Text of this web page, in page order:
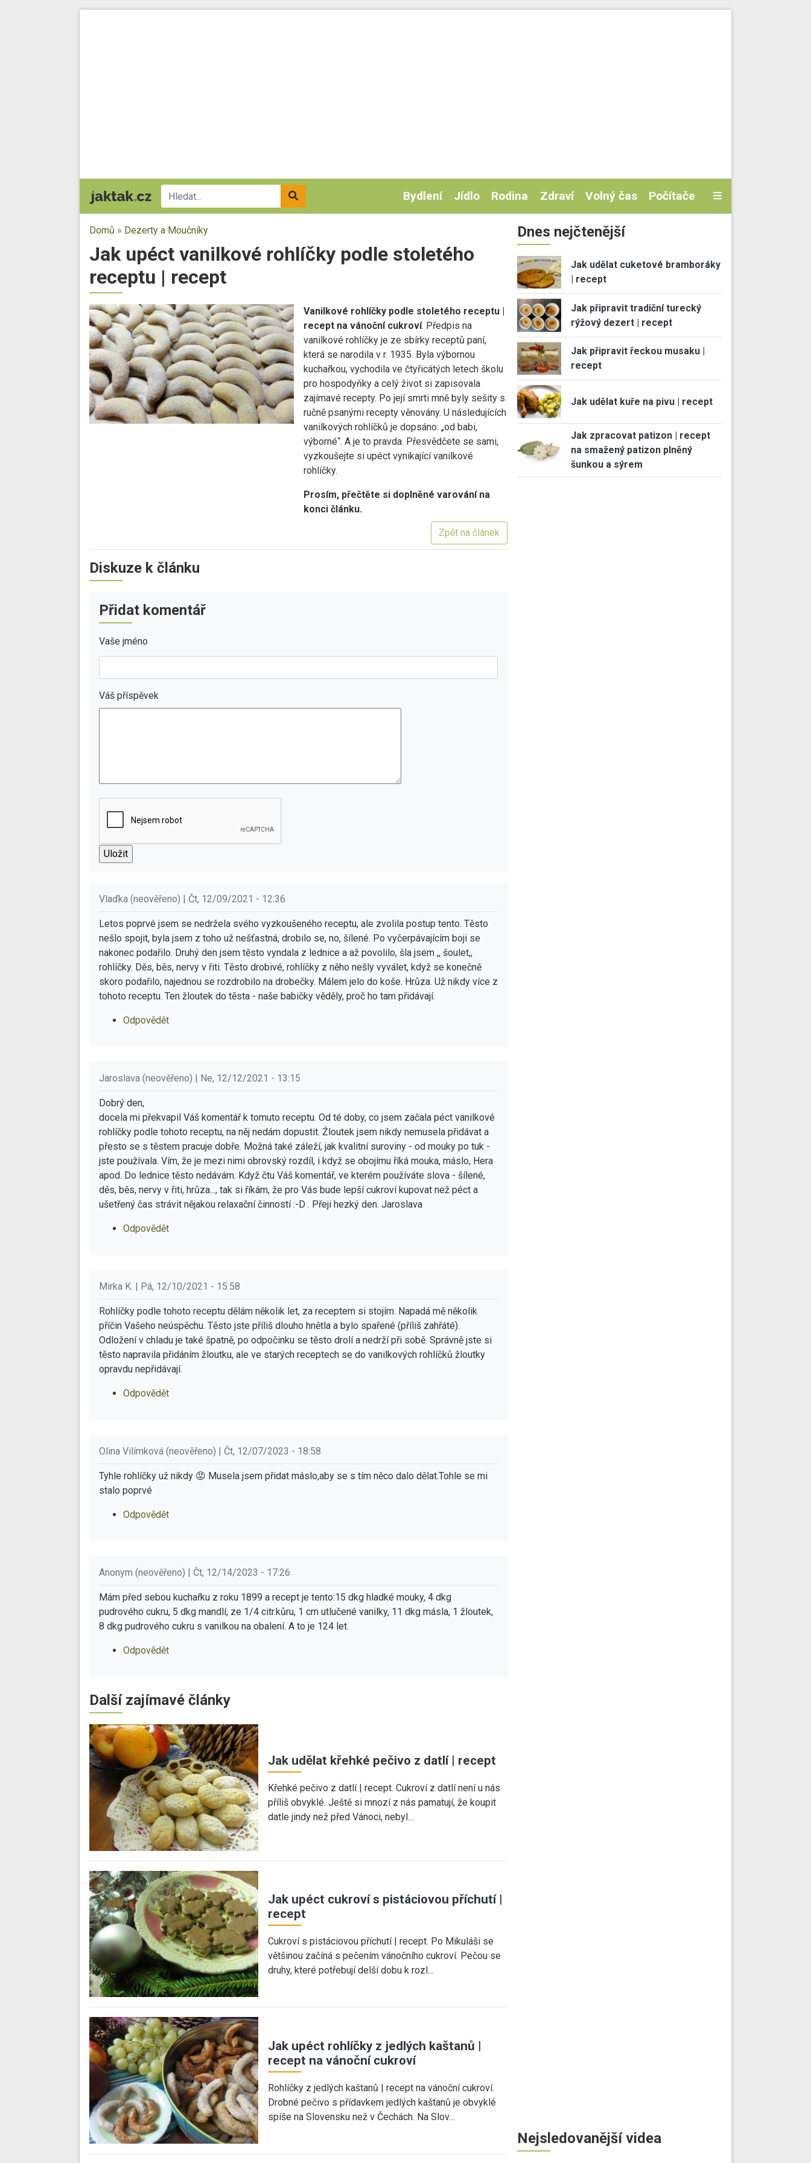
Bydlení Jídlo Rodina Zdraví Volný čas Počítače
Domů » Dezerty a Moučníky
Jak upéct vanilkové rohlíčky podle stoletého
receptu | recept
Vanilkové rohlíčky podle stoletého receptu |
recept na vánoční cukroví. Předpis na
vanilkové rohlíčky je ze sbírky receptů paní,
která se narodila v r. 1935. Byla výbornou
kuchařkou, vychodila ve čtyřicátých letech školu
pro hospodyňky a celý život si zapisovala
zajímavé recepty. Po její smrti mně byly sešity s
ručně psanými recepty věnovány. U následujících
vanilkových rohlíčků je dopsáno: „od babi,
výborné“. A je to pravda. Přesvědčete se sami,
vyzkoušejte si upéct vynikající vanilkové
rohlíčky.
Prosím, přečtěte si doplněné varování na
konci článku.
Zpět na článek
Diskuze k článku
Přidat komentář
Vaše jméno
Váš příspěvek
Vlaďka (neověřeno) | Čt, 12/09/2021 - 12:36
Letos poprvé jsem se nedržela svého vyzkoušeného receptu, ale zvolila postup tento. Těsto
nešlo spojit, byla jsem z toho už nešťastná, drobilo se, no, šílené. Po vyčerpávajícím boji se
nakonec podařilo. Druhý den jsem těsto vyndala z lednice a až povolilo, šla jsem ,, šoulet,,
rohlíčky. Děs, běs, nervy v řiti. Těsto drobivé, rohlíčky z něho nešly vyválet, když se konečně
skoro podařilo, najednou se rozdrobilo na drobečky. Málem jelo do koše. Hrůza. Už nikdy více z
tohoto receptu. Ten žloutek do těsta - naše babičky věděly, proč ho tam přidávají.
Odpovědět
Jaroslava (neověřeno) | Ne, 12/12/2021 - 13:15
Dobrý den,
docela mi překvapil Váš komentář k tomuto receptu. Od té doby, co jsem začala péct vanilkové
rohlíčky podle tohoto receptu, na něj nedám dopustit. Źloutek jsem nikdy nemusela přidávat a
přesto se s těstem pracuje dobře. Možná také záleží, jak kvalitní suroviny - od mouky po tuk -
jste používala. Vím, že je mezi nimi obrovský rozdíl, i když se obojímu říká mouka, máslo, Hera
apod. Do lednice těsto nedávám. Když čtu Váš komentář, ve kterém používáte slova - šílené,
děs, běs, nervy v řiti, hrůza..., tak si říkám, že pro Vás bude lepší cukroví kupovat než péct a
ušetřený čas strávit nějakou relaxační činností :-D . Přeji hezký den. Jaroslava
Odpovědět
Mirka K. | Pá, 12/10/2021 - 15:58
Rohlíčky podle tohoto receptu dělám několik let, za receptem si stojím. Napadá mě několik
příčin Vašeho neúspěchu. Těsto jste příliš dlouho hnětla a bylo spařené (příliš zahřáté).
Odložení v chladu je také špatně, po odpočinku se těsto drolí a nedrží při sobě. Správně jste si
těsto napravila přidáním žloutku, ale ve starých receptech se do vanilkových rohlíčků žloutky
opravdu nepřidávají.
Odpovědět
Olina Vilímková (neověřeno) | Čt, 12/07/2023 - 18:58
Tyhle rohlíčky už nikdy 😡 Musela jsem přidat máslo,aby se s tím něco dalo dělat.Tohle se mi
stalo poprvé
Odpovědět
Anonym (neověřeno) | Čt, 12/14/2023 - 17:26
Mám před sebou kuchařku z roku 1899 a recept je tento:15 dkg hladké mouky, 4 dkg
pudrového cukru, 5 dkg mandlí, ze 1/4 citr.kůru, 1 cm utlučené vanilky, 11 dkg másla, 1 žloutek,
8 dkg pudrového cukru s vanilkou na obalení. A to je 124 let.
Odpovědět
Další zajímavé články
Jak udělat křehké pečivo z datlí | recept
Křehké pečivo z datlí | recept. Cukroví z datlí není u nás
příliš obvyklé. Ještě si mnozí z nás pamatují, že koupit
datle jindy než před Vánoci, nebyl…
Jak upéct cukroví s pistáciovou příchutí |
recept
Cukroví s pistáciovou příchutí | recept. Po Mikuláši se
většinou začíná s pečením vánočního cukroví. Pečou se
druhy, které potřebují delší dobu k rozl…
Jak upéct rohlíčky z jedlých kaštanů |
recept na vánoční cukroví
Rohlíčky z jedlých kaštanů | recept na vánoční cukroví.
Drobné pečivo s přídavkem jedlých kaštanů je obvyklé
spíše na Slovensku než v Čechách. Na Slov…
Dnes nejčtenější
Jak udělat cuketové bramboráky
| recept
Jak připravit tradiční turecký
rýžový dezert | recept
Jak připravit řeckou musaku |
recept
Jak udělat kuře na pivu | recept
Jak zpracovat patizon | recept
na smažený patizon plněný
šunkou a sýrem
Nejsledovanější videa